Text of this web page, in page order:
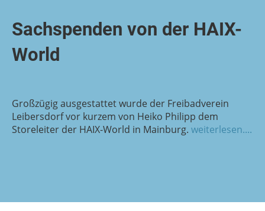
Sachspenden von der HAIX-
World
Großzügig ausgestattet wurde der Freibadverein
Leibersdorf vor kurzem von Heiko Philipp dem
Storeleiter der HAIX-World in Mainburg. weiterlesen....